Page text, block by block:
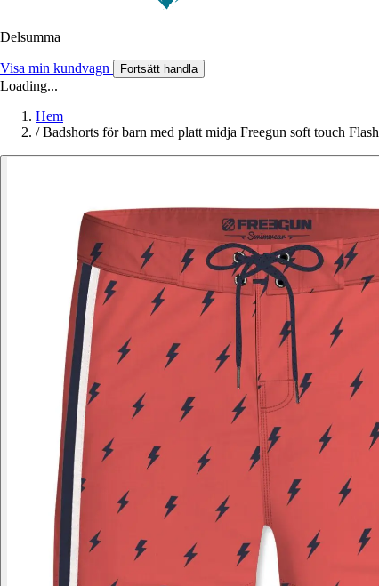
Delsumma
Visa min kundvagn Fortsätt handla
Loading...
Hem
/ Badshorts för barn med platt midja Freegun soft touch Flash